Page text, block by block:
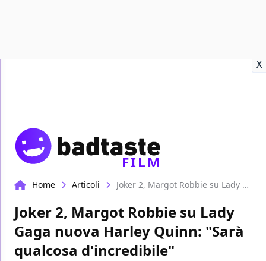
X
FILM
Home Articoli Joker 2, Margot Robbie su Lady Gaga nuova Harley Quinn: "Sarà qualcosa d'incredibile"
Joker 2, Margot Robbie su Lady
Gaga nuova Harley Quinn: "Sarà
qualcosa d'incredibile"